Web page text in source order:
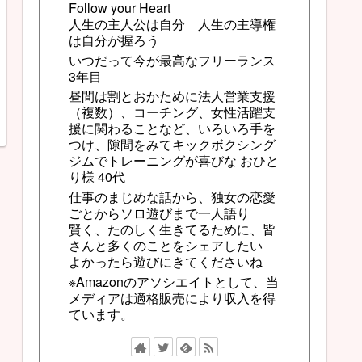
Follow your Heart
人生の主人公は自分 人生の主導権
は自分が握ろう
いつだって今が最高なフリーランス
3年目
昼間は割とおかために法人営業支援
（複数）、コーチング、女性活躍支
援に関わることなど、いろいろ手を
つけ、隙間をみてキックボクシング
ジムでトレーニングが喜びな おひと
り様 40代
仕事のまじめな話から、独女の恋愛
ごとからソロ遊びまで一人語り
賢く、たのしく生きてるために、皆
さんと多くのことをシェアしたい
よかったら遊びにきてくださいね
※Amazonのアソシエイトとして、当
メディアは適格販売により収入を得
ています。